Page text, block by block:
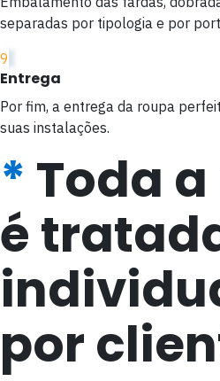
separadas por tipologia e por
9
Entrega
Por fim, a entrega da roupa
suas instalações.
* Toda
é
por